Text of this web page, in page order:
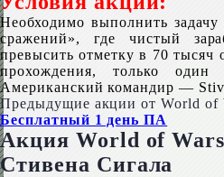
Необходимо выполнить
сражений», где чистый
превысить отметку в 70 тысяч
прохождения, только
Американский командир —
Предыдущие акции от World of
Бесплатный 1 день ПА
Акция World of
Стивена Сигала